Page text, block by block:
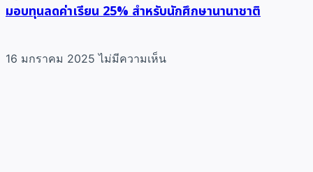
มอบทุนลดค่าเรียน 25% สำหรับนักศึกษานานาชาติ
16 มกราคม 2025ไม่มีความเห็น